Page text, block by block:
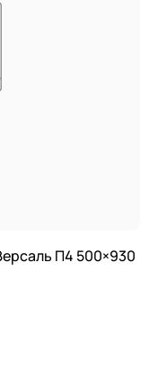
П4 500×930